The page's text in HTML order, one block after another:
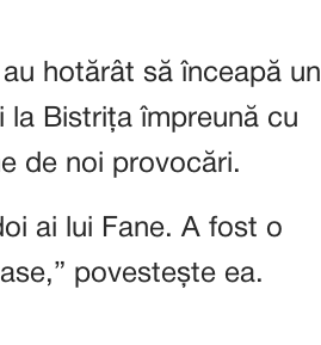
hotărât să înceapă un
la Bistrița împreună cu
de noi provocări.
ai lui Fane. A fost o
povestește ea.